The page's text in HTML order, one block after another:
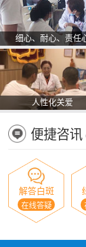
细心、耐心、责任
人性化关爱
便捷咨讯
解答白斑
在线答疑